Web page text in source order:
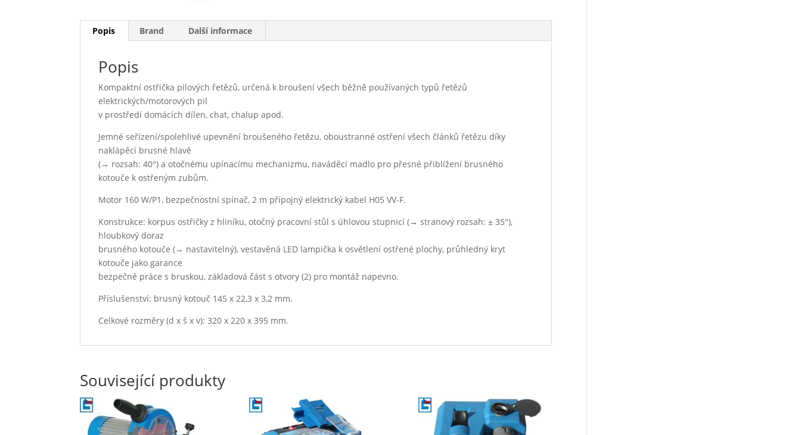
Popis Brand Další informace
Popis
Kompaktní ostřička pilových řetězů, určená k broušení všech běžně používaných typů řetězů
elektrických/motorových pil
v prostředí domácích dílen, chat, chalup apod.
Jemné seřízení/spolehlivé upevnění broušeného řetězu, oboustranné ostření všech článků řetězu díky
naklápěcí brusné hlavě
(→ rozsah: 40°) a otočnému upínacímu mechanizmu, naváděcí madlo pro přesné přiblížení brusného
kotouče k ostřeným zubům.
Motor 160 W/P1, bezpečnostní spínač, 2 m přípojný elektrický kabel H05 VV-F.
Konstrukce: korpus ostřičky z hliníku, otočný pracovní stůl s úhlovou stupnicí (→ stranový rozsah: ± 35°),
hloubkový doraz
brusného kotouče (→ nastavitelný), vestavěná LED lampička k osvětlení ostřené plochy, průhledný kryt
kotouče jako garance
bezpečné práce s bruskou, základová část s otvory (2) pro montáž napevno.
Příslušenství: brusný kotouč 145 x 22,3 x 3,2 mm.
Celkové rozměry (d x š x v): 320 x 220 x 395 mm.
Související produkty